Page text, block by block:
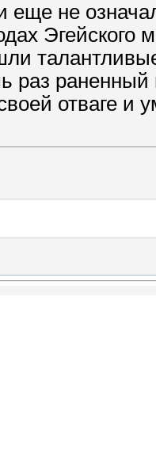
еще не
Эгейского
раз
отваге